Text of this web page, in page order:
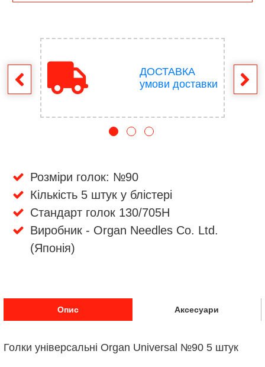
ДОСТАВКА
умови доставки
Розміри голок: №90
Кількість 5 штук у блістері
Стандарт голок 130/705H
Виробник - Organ Needles Co. Ltd.
(Японія)
Опис Аксесуари
Голки універсальні Organ Universal №90 5 штук